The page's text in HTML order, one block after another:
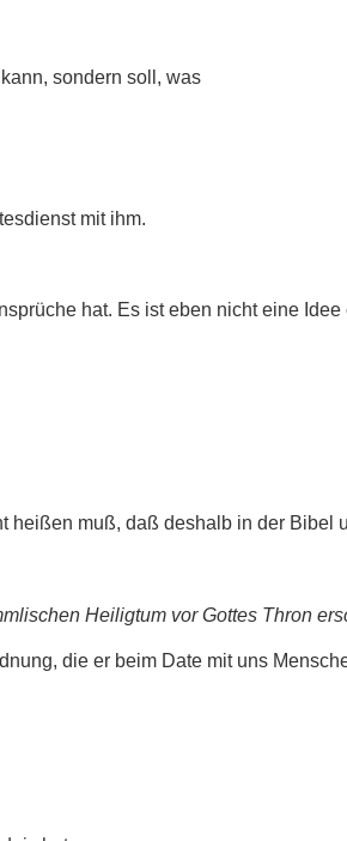
sondern soll, was
mit ihm.
hat. Es ist eben nicht eine
heißen muß, daß deshalb in der Bibel
Heiligtum vor Gottes Thron
die er beim Date mit uns